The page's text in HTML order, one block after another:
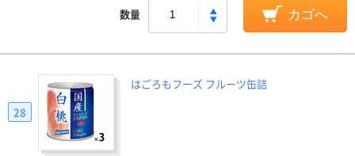
数量 カゴへ
はごろもフーズ フルーツ缶詰
28